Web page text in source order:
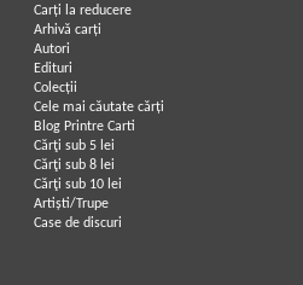
Carți la reducere
Arhivă carți
Autori
Edituri
Colecții
Cele mai căutate cărți
Blog Printre Carti
Cărţi sub 5 lei
Cărţi sub 8 lei
Cărţi sub 10 lei
Artiști/Trupe
Case de discuri